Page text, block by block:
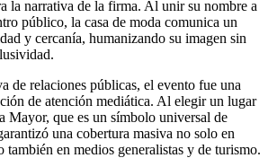
la narrativa de la firma. Al unir su nombre a
público, la casa de moda comunica un
y cercanía, humanizando su imagen sin
de relaciones públicas, el evento fue una
de atención mediática. Al elegir un lugar
Mayor, que es un símbolo universal de
una cobertura masiva no solo en
también en medios generalistas y de turismo.